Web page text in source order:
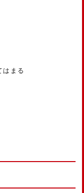
はまる